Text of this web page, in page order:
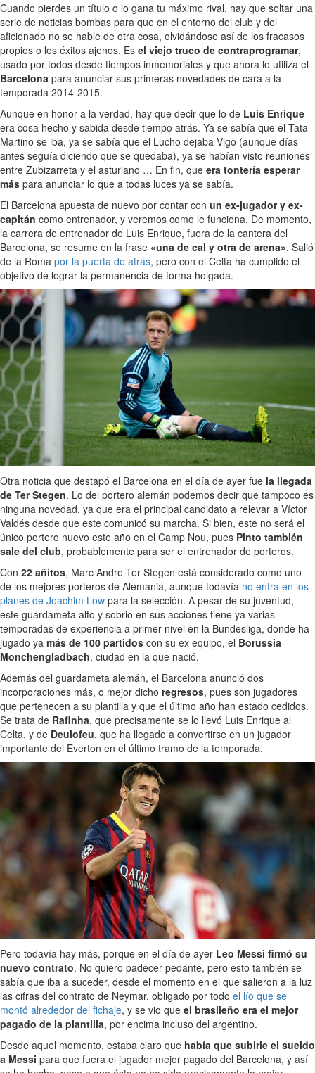
Cuando pierdes un título o lo gana tu máximo rival, hay que soltar una
serie de noticias bombas para que en el entorno del club y del
aficionado no se hable de otra cosa, olvidándose así de los fracasos
propios o los éxitos ajenos. Es el viejo truco de contraprogramar,
usado por todos desde tiempos inmemoriales y que ahora lo utiliza el
Barcelona para anunciar sus primeras novedades de cara a la
temporada 2014-2015.
Aunque en honor a la verdad, hay que decir que lo de Luis Enrique
era cosa hecho y sabida desde tiempo atrás. Ya se sabía que el Tata
Martino se iba, ya se sabía que el Lucho dejaba Vigo (aunque días
antes seguía diciendo que se quedaba), ya se habían visto reuniones
entre Zubizarreta y el asturiano … En fin, que era tontería esperar
más para anunciar lo que a todas luces ya se sabía.
El Barcelona apuesta de nuevo por contar con un ex-jugador y ex-
capitán como entrenador, y veremos como le funciona. De momento,
la carrera de entrenador de Luis Enrique, fuera de la cantera del
Barcelona, se resume en la frase «una de cal y otra de arena». Salió
de la Roma por la puerta de atrás, pero con el Celta ha cumplido el
objetivo de lograr la permanencia de forma holgada.
Otra noticia que destapó el Barcelona en el día de ayer fue la llegada
de Ter Stegen. Lo del portero alemán podemos decir que tampoco es
ninguna novedad, ya que era el principal candidato a relevar a Víctor
Valdés desde que este comunicó su marcha. Si bien, este no será el
único portero nuevo este año en el Camp Nou, pues Pinto también
sale del club, probablemente para ser el entrenador de porteros.
Con 22 añitos, Marc Andre Ter Stegen está considerado como uno
de los mejores porteros de Alemania, aunque todavía no entra en los
planes de Joachim Low para la selección. A pesar de su juventud,
este guardameta alto y sobrio en sus acciones tiene ya varias
temporadas de experiencia a primer nivel en la Bundesliga, donde ha
jugado ya más de 100 partidos con su ex equipo, el Borussia
Monchengladbach, ciudad en la que nació.
Además del guardameta alemán, el Barcelona anunció dos
incorporaciones más, o mejor dicho regresos, pues son jugadores
que pertenecen a su plantilla y que el último año han estado cedidos.
Se trata de Rafinha, que precisamente se lo llevó Luis Enrique al
Celta, y de Deulofeu, que ha llegado a convertirse en un jugador
importante del Everton en el último tramo de la temporada.
Pero todavía hay más, porque en el día de ayer Leo Messi firmó su
nuevo contrato. No quiero padecer pedante, pero esto también se
sabía que iba a suceder, desde el momento en el que salieron a la luz
las cifras del contrato de Neymar, obligado por todo el lío que se
montó alrededor del fichaje, y se vio que el brasileño era el mejor
pagado de la plantilla, por encima incluso del argentino.
Desde aquel momento, estaba claro que había que subirle el sueldo
a Messi para que fuera el jugador mejor pagado del Barcelona, y así